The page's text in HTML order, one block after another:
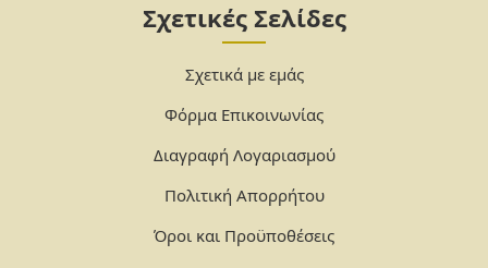
Σχετικές Σελίδες
Σχετικά με εμάς
Φόρμα Επικοινωνίας
Διαγραφή Λογαριασμού
Πολιτική Απορρήτου
Όροι και Προϋποθέσεις